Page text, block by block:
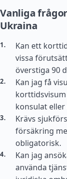
Vanliga
Ukraina
Kan ett
vissa
överstiga 90
Kan jag få
konsulat eller
Krävs
försäkring
obligatorisk.
Kan jag
använda